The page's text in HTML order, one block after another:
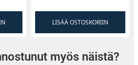
LISÄÄ OSTOSKORIIN
myös näistä?